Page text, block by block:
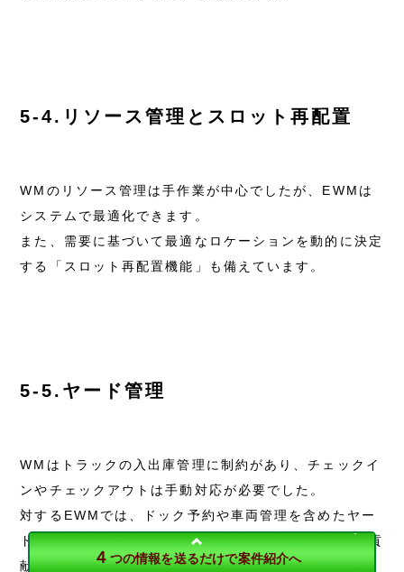
5-4.リソース管理とスロット再配置
WMのリソース管理は手作業が中心でしたが、EWMは
システムで最適化できます。
また、需要に基づいて最適なロケーションを動的に決定
する「スロット再配置機能」も備えています。
5-5.ヤード管理
WMはトラックの入出庫管理に制約があり、チェックイ
ンやチェックアウトは手動対応が必要でした。
対するEWMでは、ドック予約や車両管理を含めたヤー
ド管理を標準機能として備え、輸配送との一体化にも貢
献します。４つの情報を送るだけで案件紹介へ